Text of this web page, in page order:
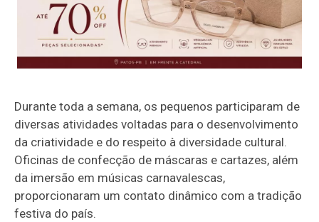
Durante toda a semana, os pequenos participaram de
diversas atividades voltadas para o desenvolvimento
da criatividade e do respeito à diversidade cultural.
Oficinas de confecção de máscaras e cartazes, além
da imersão em músicas carnavalescas,
proporcionaram um contato dinâmico com a tradição
festiva do país.